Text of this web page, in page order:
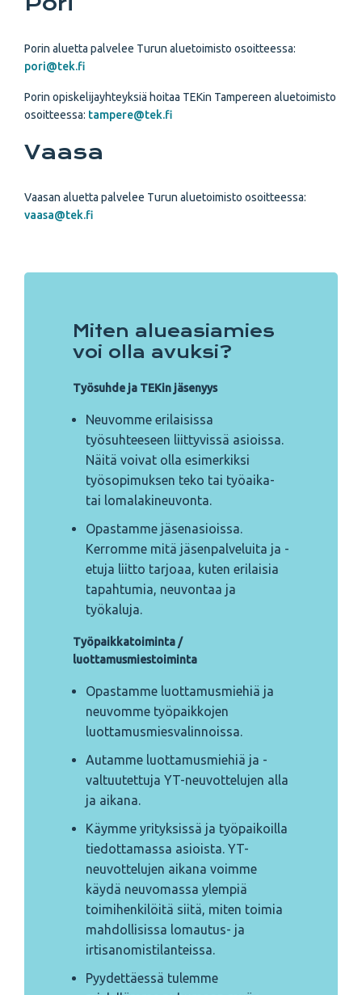
Porin aluetta palvelee Turun aluetoimisto osoitteessa:
pori@tek.fi
Porin opiskelijayhteyksiä hoitaa TEKin Tampereen aluetoimisto
osoitteessa: tampere@tek.fi
Vaasa
Vaasan aluetta palvelee Turun aluetoimisto osoitteessa:
vaasa@tek.fi
Miten alueasiamies
voi olla avuksi?
Työsuhde ja TEKin jäsenyys
Neuvomme erilaisissa
työsuhteeseen liittyvissä asioissa.
Näitä voivat olla esimerkiksi
työsopimuksen teko tai työaika-
tai lomalakineuvonta.
Opastamme jäsenasioissa.
Kerromme mitä jäsenpalveluita ja -
etuja liitto tarjoaa, kuten erilaisia
tapahtumia, neuvontaa ja
työkaluja.
Työpaikkatoiminta /
luottamusmiestoiminta
Opastamme luottamusmiehiä ja
neuvomme työpaikkojen
luottamusmiesvalinnoissa.
Autamme luottamusmiehiä ja -
valtuutettuja YT-neuvottelujen alla
ja aikana.
Käymme yrityksissä ja työpaikoilla
tiedottamassa asioista. YT-
neuvottelujen aikana voimme
käydä neuvomassa ylempiä
toimihenkilöitä siitä, miten toimia
mahdollisissa lomautus- ja
irtisanomistilanteissa.
Pyydettäessä tulemme